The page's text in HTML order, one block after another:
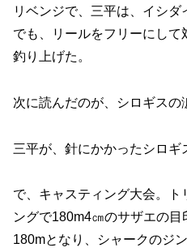
リベンジで、三平は、イシダ
でも、リールをフリーにし
釣り上げた。
次に読んだのが、シロギスの
三平が、針にかかったシロギ
で、キャスティング大会。ト
ングで180m4㎝のサザエの
180mとなり、シャークのジ